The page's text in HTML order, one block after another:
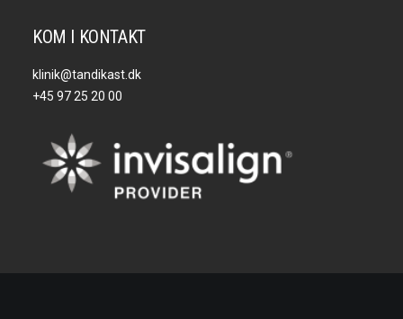
KOM I KONTAKT
klinik@tandikast.dk
+45 97 25 20 00